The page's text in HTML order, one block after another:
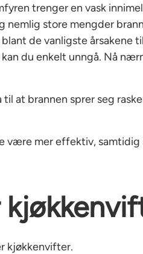
trenger en vask
nemlig store mengder
de vanligste årsakene
du enkelt unngå. Nå
at brannen sprer seg
være mer effektiv, samtidig
kjøkkenvifter.